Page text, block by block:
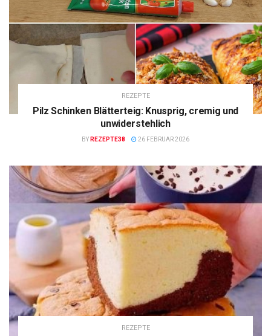
REZEPTE
Pilz Schinken Blätterteig: Knusprig, cremig und
unwiderstehlich
BY REZEPTE38 26 FEBRUAR 2026
REZEPTE